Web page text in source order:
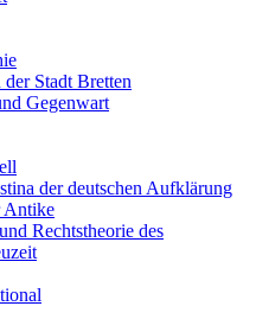
Stadt Bretten
Gegenwart
der deutschen Aufklärung
Antike
Rechtstheorie des